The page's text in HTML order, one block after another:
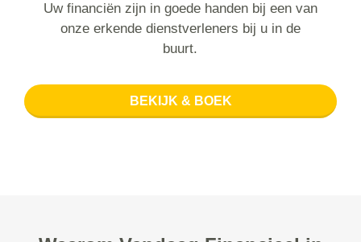
Uw financiën zijn in goede handen bij een van
onze erkende dienstverleners bij u in de
buurt.
BEKIJK & BOEK